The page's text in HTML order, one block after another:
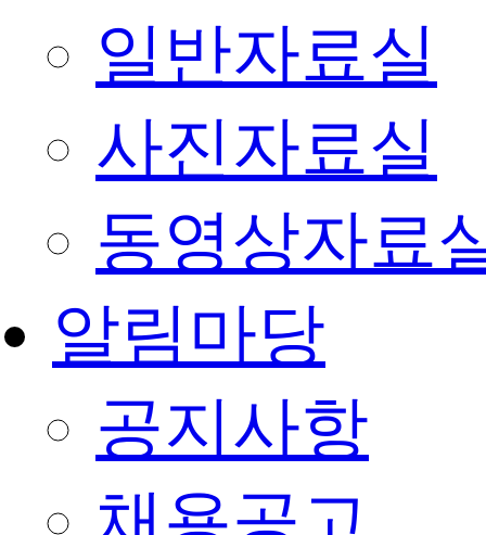
일반자료실
사진자료실
동영상자료
알림마당
공지사항